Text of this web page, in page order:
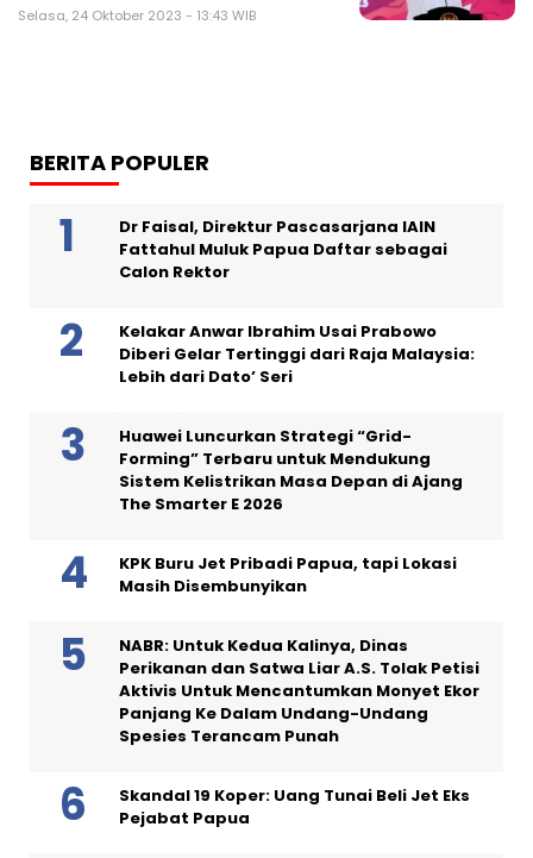
Selasa, 24 Oktober 2023 - 13:43 WIB
BERITA POPULER
Dr Faisal, Direktur Pascasarjana IAIN
Fattahul Muluk Papua Daftar sebagai
Calon Rektor
Kelakar Anwar Ibrahim Usai Prabowo
Diberi Gelar Tertinggi dari Raja Malaysia:
Lebih dari Dato’ Seri
Huawei Luncurkan Strategi “Grid-
Forming” Terbaru untuk Mendukung
Sistem Kelistrikan Masa Depan di Ajang
The Smarter E 2026
KPK Buru Jet Pribadi Papua, tapi Lokasi
Masih Disembunyikan
NABR: Untuk Kedua Kalinya, Dinas
Perikanan dan Satwa Liar A.S. Tolak Petisi
Aktivis Untuk Mencantumkan Monyet Ekor
Panjang Ke Dalam Undang-Undang
Spesies Terancam Punah
Skandal 19 Koper: Uang Tunai Beli Jet Eks
Pejabat Papua